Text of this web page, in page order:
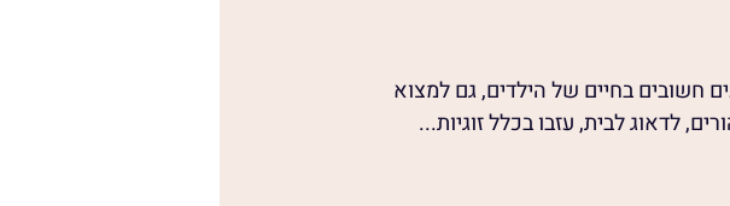
חשובים בחיים של הילדים, גם למצוא
לדאוג לבית, עזבו בכלל זוגיות...